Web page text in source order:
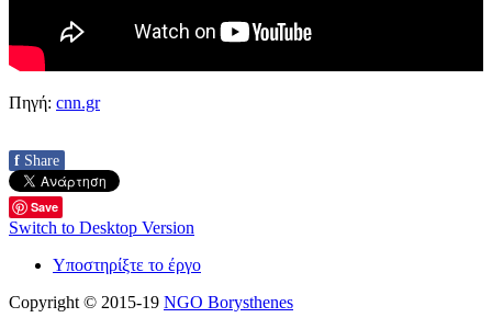
Πηγή: cnn.gr
f Share
Save
Switch to Desktop Version
Υποστηρίξτε το έργο
Copyright © 2015-19 NGO Borysthenes